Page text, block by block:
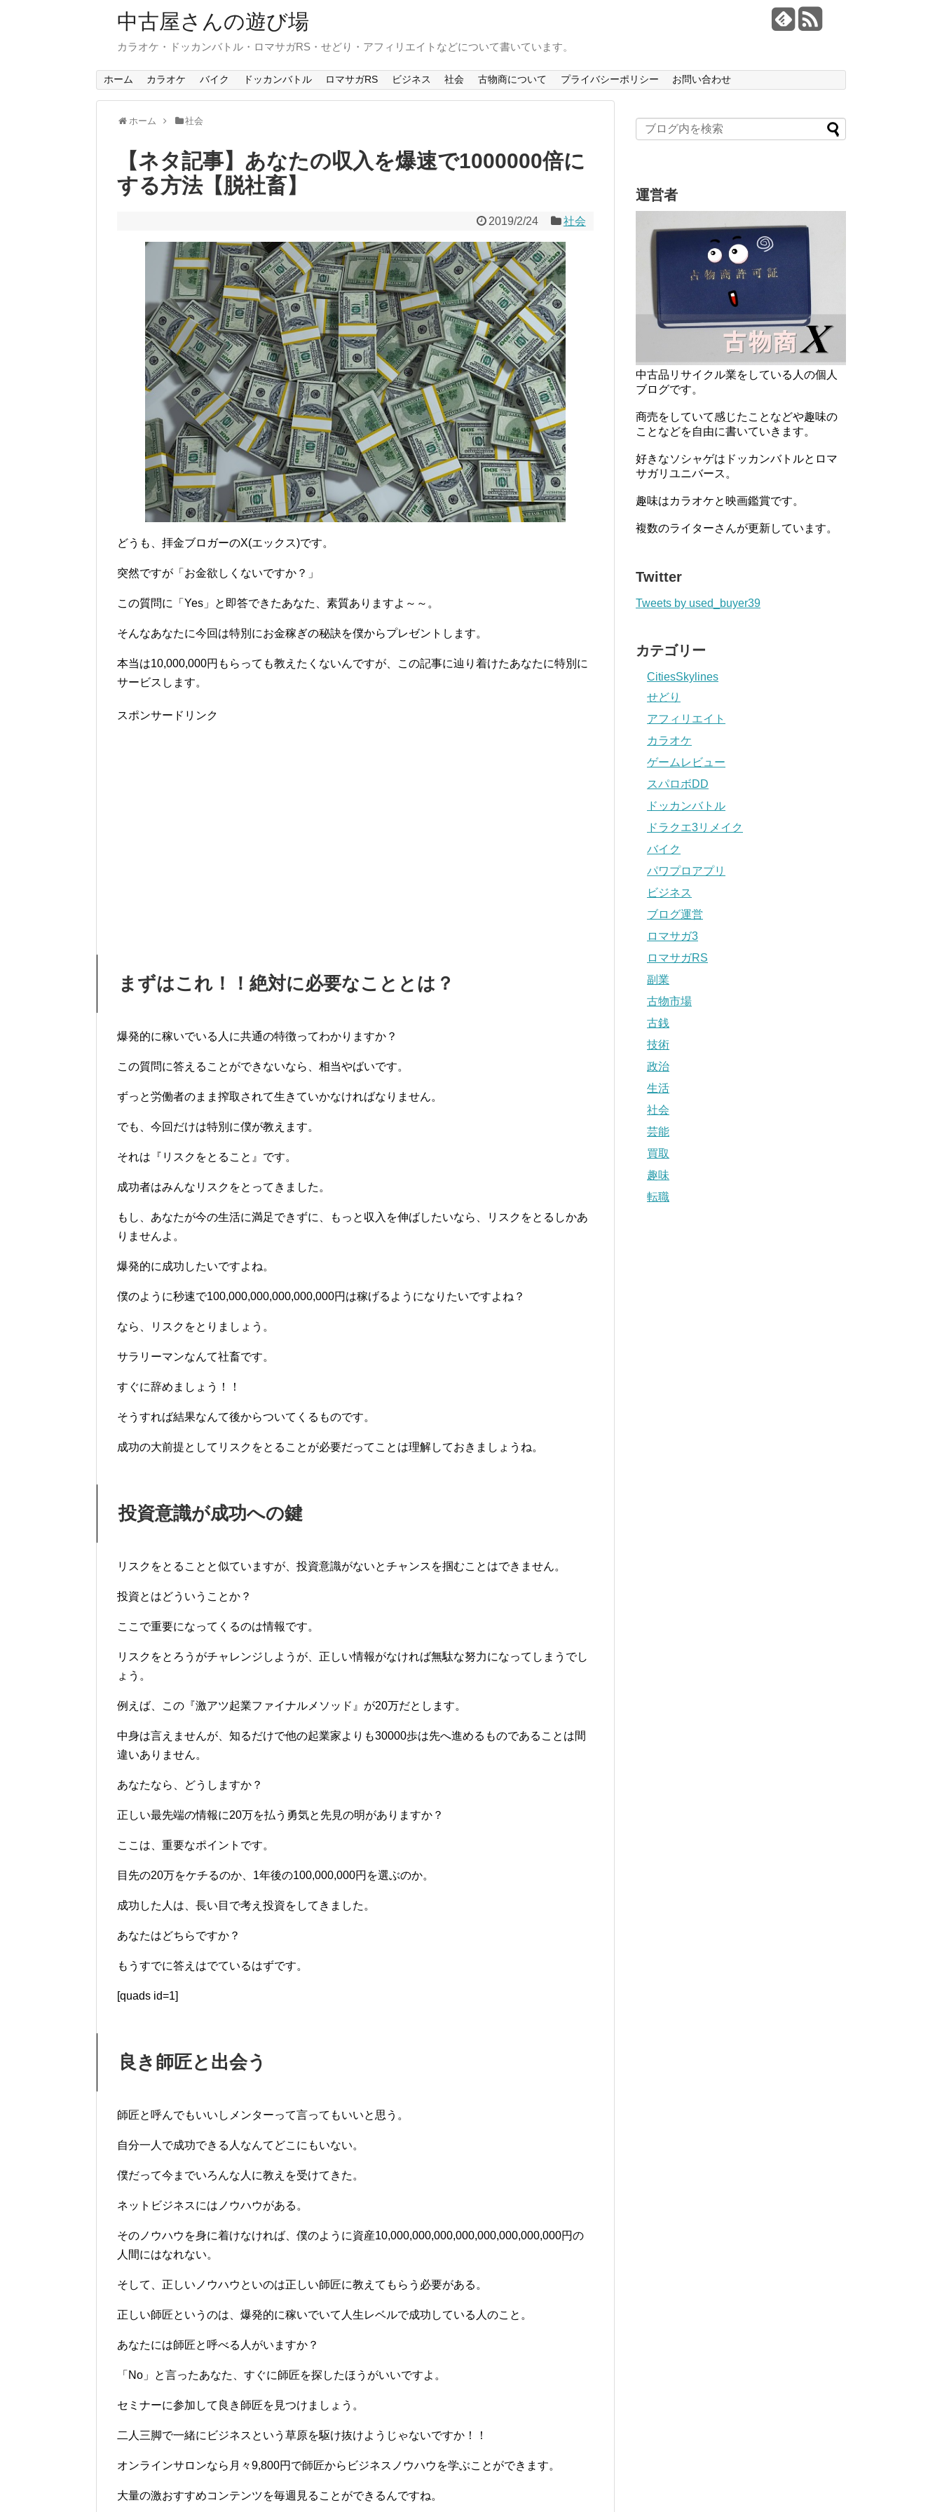
中古屋さんの遊び場
カラオケ・ドッカンバトル・ロマサガRS・せどり・アフィリエイトなどについて書いています。
ホーム カラオケ バイク ドッカンバトル ロマサガRS ビジネス 社会 古物商について プライバシーポリシー お問い合わせ
ホーム 社会
【ネタ記事】あなたの収入を爆速で1000000倍に
する方法【脱社畜】
2019/2/24 社会
どうも、拝金ブロガーのX(エックス)です。
突然ですが「お金欲しくないですか？」
この質問に「Yes」と即答できたあなた、素質ありますよ～～。
そんなあなたに今回は特別にお金稼ぎの秘訣を僕からプレゼントします。
本当は10,000,000円もらっても教えたくないんですが、この記事に辿り着けたあなたに特別に
サービスします。
スポンサードリンク
まずはこれ！！絶対に必要なこととは？
爆発的に稼いでいる人に共通の特徴ってわかりますか？
この質問に答えることができないなら、相当やばいです。
ずっと労働者のまま搾取されて生きていかなければなりません。
でも、今回だけは特別に僕が教えます。
それは『リスクをとること』です。
成功者はみんなリスクをとってきました。
もし、あなたが今の生活に満足できずに、もっと収入を伸ばしたいなら、リスクをとるしかあ
りませんよ。
爆発的に成功したいですよね。
僕のように秒速で100,000,000,000,000,000円は稼げるようになりたいですよね？
なら、リスクをとりましょう。
サラリーマンなんて社畜です。
すぐに辞めましょう！！
そうすれば結果なんて後からついてくるものです。
成功の大前提としてリスクをとることが必要だってことは理解しておきましょうね。
投資意識が成功への鍵
リスクをとることと似ていますが、投資意識がないとチャンスを掴むことはできません。
投資とはどういうことか？
ここで重要になってくるのは情報です。
リスクをとろうがチャレンジしようが、正しい情報がなければ無駄な努力になってしまうでし
ょう。
例えば、この『激アツ起業ファイナルメソッド』が20万だとします。
中身は言えませんが、知るだけで他の起業家よりも30000歩は先へ進めるものであることは間
違いありません。
あなたなら、どうしますか？
正しい最先端の情報に20万を払う勇気と先見の明がありますか？
ここは、重要なポイントです。
目先の20万をケチるのか、1年後の100,000,000円を選ぶのか。
成功した人は、長い目で考え投資をしてきました。
あなたはどちらですか？
もうすでに答えはでているはずです。
[quads id=1]
良き師匠と出会う
師匠と呼んでもいいしメンターって言ってもいいと思う。
自分一人で成功できる人なんてどこにもいない。
僕だって今までいろんな人に教えを受けてきた。
ネットビジネスにはノウハウがある。
そのノウハウを身に着けなければ、僕のように資産10,000,000,000,000,000,000,000,000円の
人間にはなれない。
そして、正しいノウハウといのは正しい師匠に教えてもらう必要がある。
正しい師匠というのは、爆発的に稼いでいて人生レベルで成功している人のこと。
あなたには師匠と呼べる人がいますか？
「No」と言ったあなた、すぐに師匠を探したほうがいいですよ。
セミナーに参加して良き師匠を見つけましょう。
二人三脚で一緒にビジネスという草原を駆け抜けようじゃないですか！！
オンラインサロンなら月々9,800円で師匠からビジネスノウハウを学ぶことができます。
大量の激おすすめコンテンツを毎週見ることができるんですね。
運営者
中古品リサイクル業をしている人の個人
ブログです。
商売をしていて感じたことなどや趣味の
ことなどを自由に書いていきます。
好きなソシャゲはドッカンバトルとロマ
サガリユニバース。
趣味はカラオケと映画鑑賞です。
複数のライターさんが更新しています。
Twitter
Tweets by used_buyer39
カテゴリー
CitiesSkylines
せどり
アフィリエイト
カラオケ
ゲームレビュー
スパロボDD
ドッカンバトル
ドラクエ3リメイク
バイク
パワプロアプリ
ビジネス
ブログ運営
ロマサガ3
ロマサガRS
副業
古物市場
古銭
技術
政治
生活
社会
芸能
買取
趣味
転職